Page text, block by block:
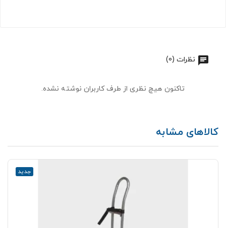
نظرات (0)
تاکنون هیچ نظری از طرف کاربران نوشته نشده.
کالاهای مشابه
جدید